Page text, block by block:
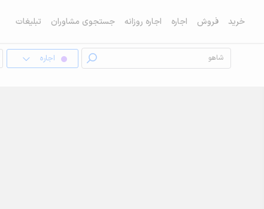
خرید فروش اجاره اجاره روزانه جستجوی مشاوران تبلیغات
اجاره